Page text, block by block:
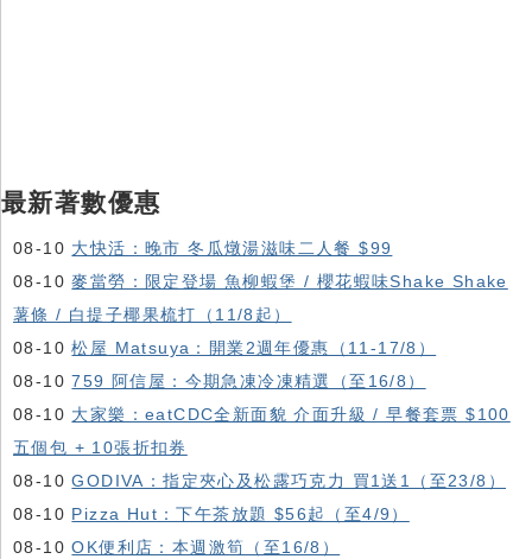
最新著數優惠
08-10 大快活：晚市 冬瓜燉湯滋味二人餐 $99
08-10麥當勞：限定登場 魚柳蝦堡 / 櫻花蝦味Shake Shake
薯條 / 白提子椰果梳打（11/8起）
08-10松屋 Matsuya：開業2週年優惠（11-17/8）
08-10759 阿信屋：今期急凍冷凍精選（至16/8）
08-10 大家樂：eatCDC全新面貌 介面升級 / 早餐套票 $100
五個包 + 10張折扣券
08-10GODIVA：指定夾心及松露巧克力 買1送1（至23/8）
08-10 Pizza Hut：下午茶放題 $56起（至4/9）
08-10OK便利店：本週激筍（至16/8）